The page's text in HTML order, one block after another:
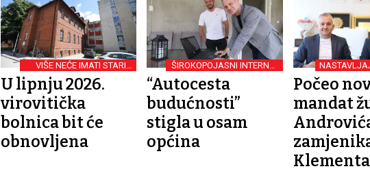
VIŠE NEĆE IMATI STARIH
ZGRADA
U lipnju 2026.
virovitička
bolnica bit će
obnovljena
ŠIROKOPOJASNI INTERNET
U FUNKCIJI
“Autocesta
budućnosti”
stigla u osam
općina
Počeo
mandat
Klementa